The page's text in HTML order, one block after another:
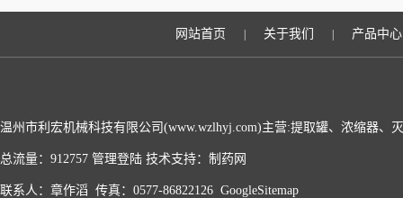
网站首页 关于我们 产品中心
温州市利宏机械科技有限公司(www.wzlhyj.com)主营:提取罐、浓缩器、
总流量：912757 管理登陆 技术支持： 制药网
联系人：章作滔 传真：0577-86822126 GoogleSitemap